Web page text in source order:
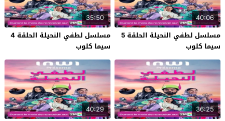
40:06
مسلسل لطفي النحيلة الحلقة 5
سيما كلوب
35:50
مسلسل لطفي النحيلة الحلقة 4
سيما كلوب
36:25
40:29